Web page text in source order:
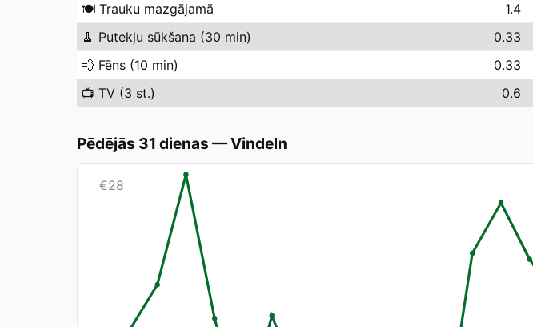
🍽️ Trauku mazgājamā 1.4
🧹 Putekļu sūkšana (30 min) 0.33
💨 Fēns (10 min) 0.33
📺 TV (3 st.) 0.6
Pēdējās 31 dienas —Vindeln
€28